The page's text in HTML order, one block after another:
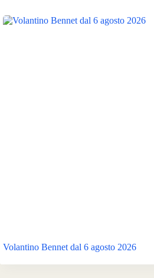
Volantino Bennet dal 6 agosto 2026